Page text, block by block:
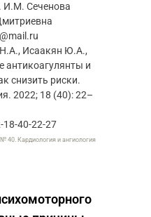
И.М. Сеченова
Исаакян Ю.А.,
антикоагулянты и
снизить риски.
2022; 18 (40): 22–
18-40-22-27
40. Кардиология и ангиология